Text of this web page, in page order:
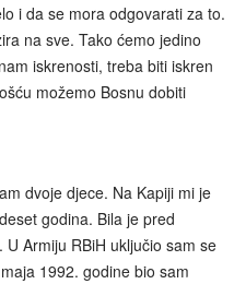
i da se mora odgovarati za to.
na sve. Tako ćemo jedino
iskrenosti, treba biti iskren
možemo Bosnu dobiti
dvoje djece. Na Kapiji mi je
godina. Bila je pred
Armiju RBiH uključio sam se
1992. godine bio sam